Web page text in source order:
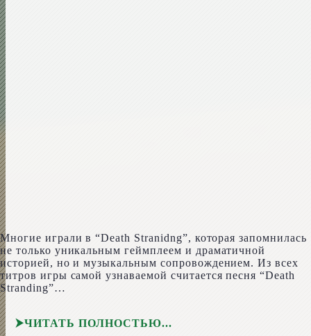
Многие играли в “Death Stranid­ng”, которая запомнилась
не только уникальным геймплеем и драматичной
историей, но и музыкальным сопровождением. Из всех
титров игры самой узнаваемой считается песня “Death
Stranding”…
ЧИТАТЬ ПОЛНОСТЬЮ